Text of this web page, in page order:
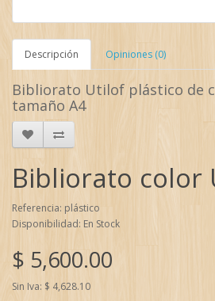
Descripción Opiniones (0)
Bibliorato Utilof plástico de
tamaño A4
Bibliorato color
Referencia: plástico
Disponibilidad: En Stock
$ 5,600.00
Sin Iva: $ 4,628.10